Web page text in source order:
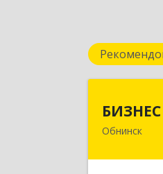
Обнинск